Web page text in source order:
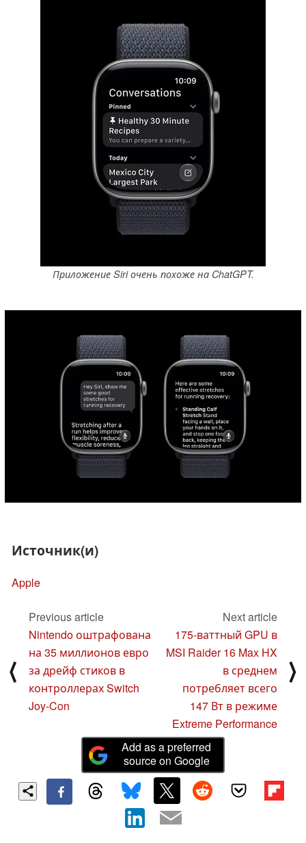
Приложение Siri очень похоже на ChatGPT.
Источник(и)
Apple
⟨
Previous article
Nintendo оштрафована
на 35 миллионов евро
за дрейф стиков в
контроллерах Switch
Joy-Con
Next article
175-ваттный GPU в
MSI Raider 16 Max HX
в среднем
потребляет всего
147 Вт в режиме
Extreme Performance
⟩
Add as a preferred
source on Google